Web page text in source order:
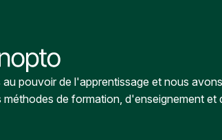
pouvoir de l'apprentissage et nous
méthodes de formation, d'enseignement et